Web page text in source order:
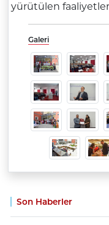
Son Haberler
yürütülen faaliyetler
Galeri